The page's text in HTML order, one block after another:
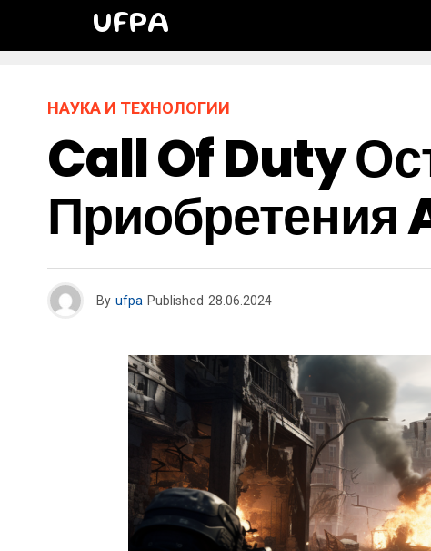
UFPA
НАУКА И ТЕХНОЛОГИИ
Call Of Duty
By ufpa Published 28.06.2024